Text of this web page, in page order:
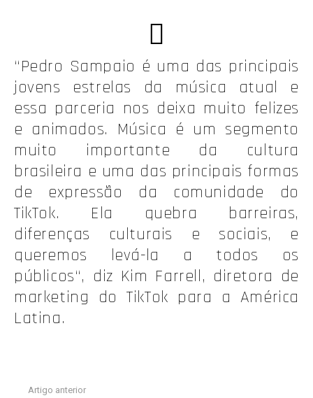
“Pedro Sampaio é uma das principais
jovens estrelas da música atual e
essa parceria nos deixa muito felizes
e animados. Música é um segmento
muito importante da cultura
brasileira e uma das principais formas
de expressão da comunidade do
TikTok. Ela quebra barreiras,
diferenças culturais e sociais, e
queremos levá-la a todos os
públicos“, diz Kim Farrell, diretora de
marketing do TikTok para a América
Latina.
Artigo anterior